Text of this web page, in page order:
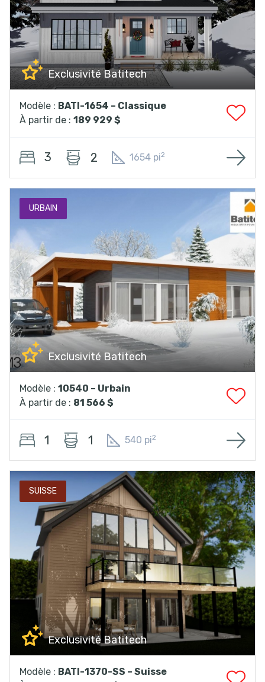
Exclusivité Batitech
Modèle : BATI-1654 – Classique
À partir de : 189 929 $
3 2 1654 pi2
URBAIN
Exclusivité Batitech
Modèle : 10540 – Urbain
À partir de : 81 566 $
1 1 540 pi2
SUISSE
Exclusivité Batitech
Modèle : BATI-1370-SS – Suisse